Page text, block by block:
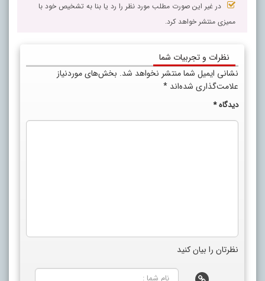
در غیر این صورت مطلب مورد نظر را رد یا بنا به تشخیص خود با
ممیزی منتشر خواهد کرد.
نظرات و تجربیات شما
نشانی ایمیل شما منتشر نخواهد شد. بخش‌های موردنیاز
علامت‌گذاری شده‌اند *
دیدگاه*
نظرتان را بیان کنید